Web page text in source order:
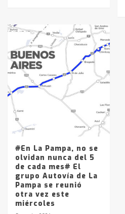
#En La Pampa, no se
olvidan nunca del 5
de cada mes# El
grupo Autovía de La
Pampa se reunió
otra vez este
miércoles